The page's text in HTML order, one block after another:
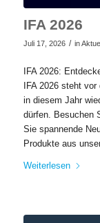
IFA 2026
Juli 17, 2026 / in
IFA 2026:
IFA 2026 steht
in diesem Jahr
dürfen. Besuchen
Sie spannende
Produkte aus
Weiterlesen